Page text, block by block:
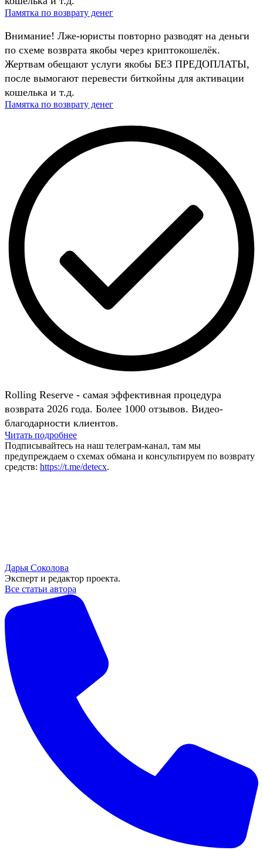
Памятка по возврату денег
Внимание! Лже-юристы повторно разводят на деньги
по схеме возврата якобы через криптокошелёк.
Жертвам обещают услуги якобы БЕЗ ПРЕДОПЛАТЫ,
после вымогают перевести биткойны для активации
кошелька и т.д.
Памятка по возврату денег
Rolling Reserve - самая эффективная процедура
возврата 2026 года. Более 1000 отзывов. Видео-
благодарности клиентов.
Читать подробнее
Подписывайтесь на наш телеграм-канал, там мы
предупреждаем о схемах обмана и консультируем по возврату
средств: https://t.me/detecx.
Дарья Соколова
Эксперт и редактор проекта.
Все статьи автора